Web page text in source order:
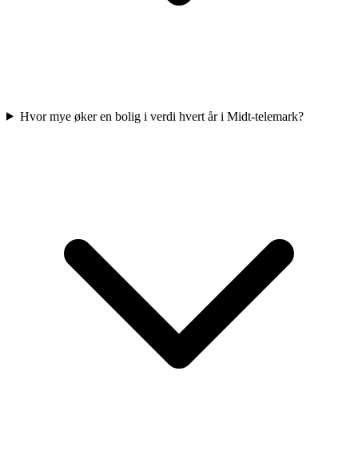
Hvor mye øker en bolig i verdi hvert år i Midt-telemark?